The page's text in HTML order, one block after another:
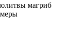
магриб
меры